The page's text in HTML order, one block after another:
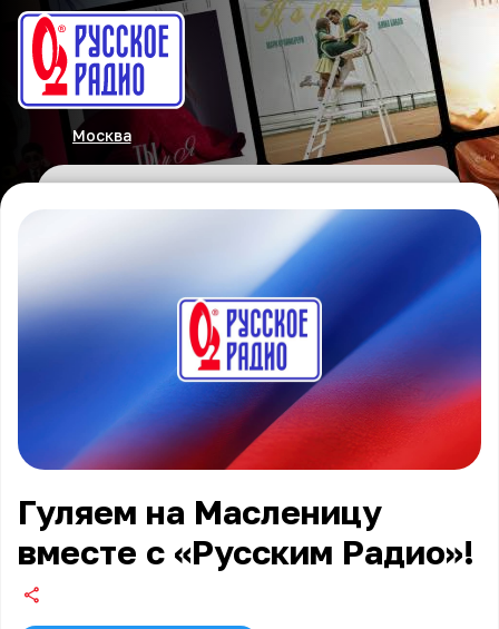
Москва
Гуляем на Масленицу
вместе с «Русским Радио»!